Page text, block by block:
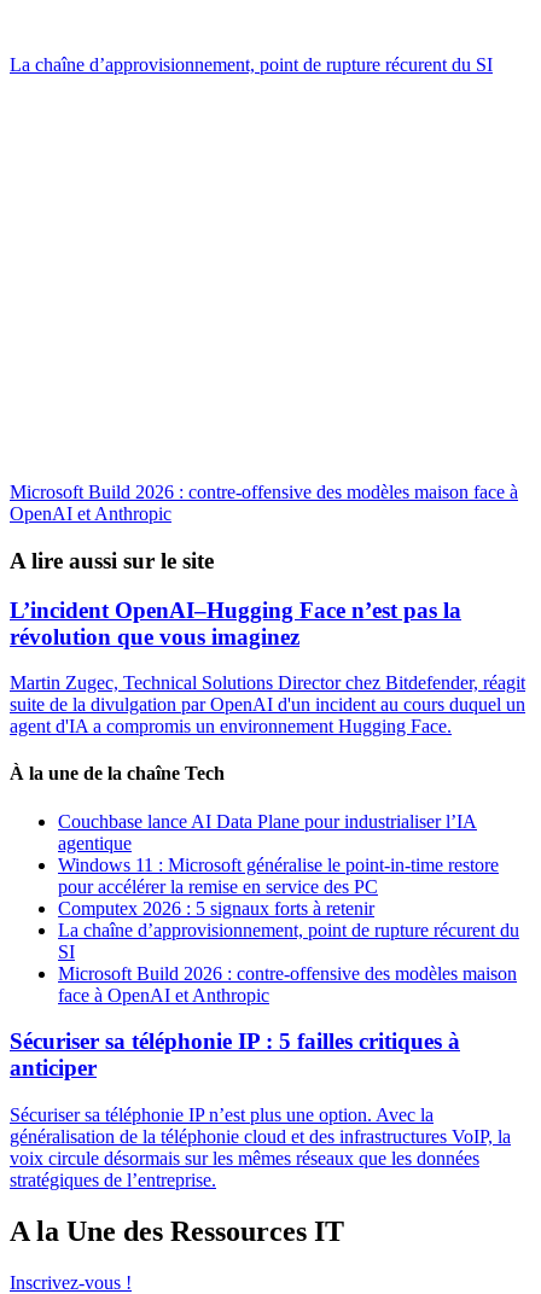
La chaîne d’approvisionnement, point de rupture récurent du SI
Microsoft Build 2026 : contre-offensive des modèles maison face à
OpenAI et Anthropic
A lire aussi sur le site
L’incident OpenAI–Hugging Face n’est pas la
révolution que vous imaginez
Martin Zugec, Technical Solutions Director chez Bitdefender, réagit
suite de la divulgation par OpenAI d'un incident au cours duquel un
agent d'IA a compromis un environnement Hugging Face.
À la une de la chaîne Tech
Couchbase lance AI Data Plane pour industrialiser l’IA
agentique
Windows 11 : Microsoft généralise le point-in-time restore
pour accélérer la remise en service des PC
Computex 2026 : 5 signaux forts à retenir
La chaîne d’approvisionnement, point de rupture récurent du
SI
Microsoft Build 2026 : contre-offensive des modèles maison
face à OpenAI et Anthropic
Sécuriser sa téléphonie IP : 5 failles critiques à
anticiper
Sécuriser sa téléphonie IP n’est plus une option. Avec la
généralisation de la téléphonie cloud et des infrastructures VoIP, la
voix circule désormais sur les mêmes réseaux que les données
stratégiques de l’entreprise.
A la Une des Ressources IT
Inscrivez-vous !